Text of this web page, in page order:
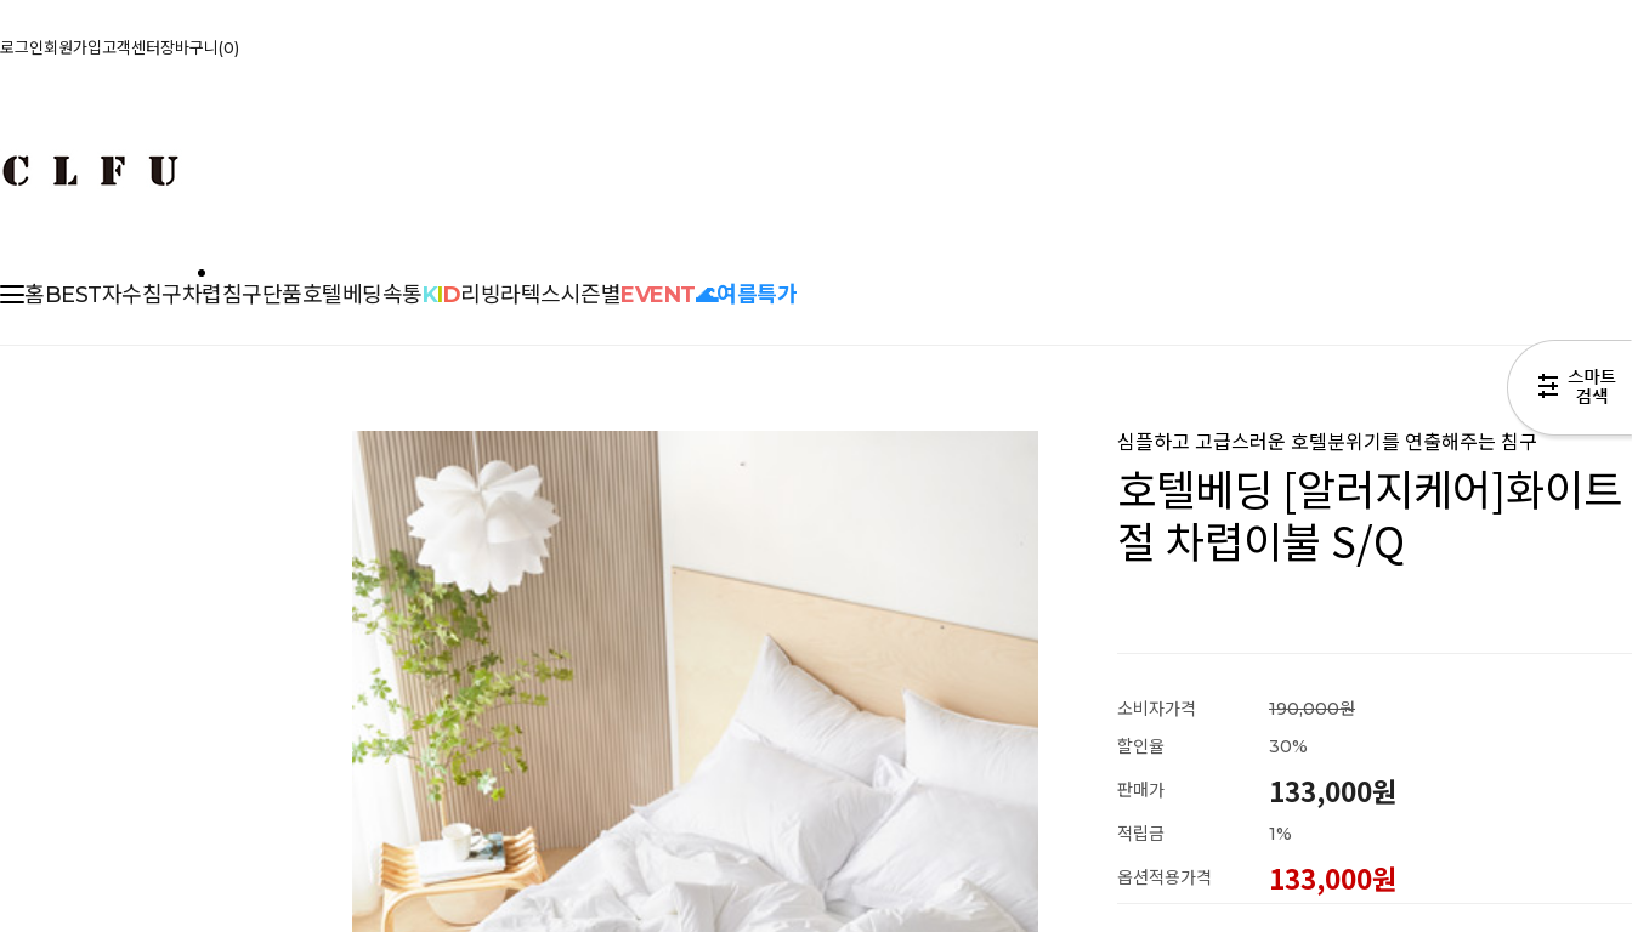
로그인회원가입고객센터장바구니 0
홈BEST자수침구차렵침구단품호텔베딩속통KID리빙라텍스시즌별EVENT🌊여름특가
심플하고 고급스러운 호텔분위기를 연출해주는 침구
호텔베딩 [알러지케어]화이
절 차렵이불 S/Q
소비자가격
190,000원
할인율
30%
판매가
133,000원
적립금
1%
옵션적용가격
133,000원